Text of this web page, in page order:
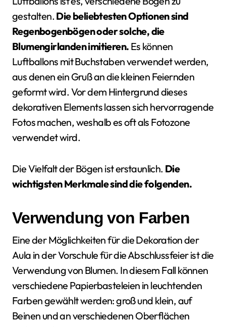
gestalten.Die beliebtesten Optionen sind
Regenbogenbögen oder solche, die
Blumengirlanden imitieren. Es können
Luftballons mit Buchstaben verwendet werden,
aus denen ein Gruß an die kleinen Feiernden
geformt wird. Vor dem Hintergrund dieses
dekorativen Elements lassen sich hervorragende
Fotos machen, weshalb es oft als Fotozone
verwendet wird.
Die Vielfalt der Bögen ist erstaunlich. Die
wichtigsten Merkmale sind die folgenden.
Verwendung von Farben
Eine der Möglichkeiten für die Dekoration der
Aula in der Vorschule für die Abschlussfeier ist die
Verwendung von Blumen. In diesem Fall können
verschiedene Papierbasteleien in leuchtenden
Farben gewählt werden: groß und klein, auf
Beinen und an verschiedenen Oberflächen